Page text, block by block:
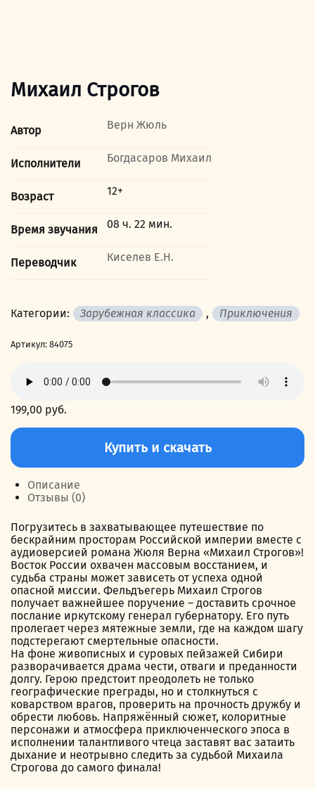
Михаил Строгов
Автор Верн Жюль
Исполнители Богдасаров Михаил
Возраст 12+
Время звучания 08 ч. 22 мин.
Переводчик Киселев Е.Н.
Категории: Зарубежная классика , Приключения
Артикул: 84075
199,00 руб.
Количество
Михаил
Строгов
Купить и скачать
Описание
Отзывы (0)
Погрузитесь в захватывающее путешествие по
бескрайним просторам Российской империи вместе с
аудиоверсией романа Жюля Верна «Михаил Строгов»!
Восток России охвачен массовым восстанием, и
судьба страны может зависеть от успеха одной
опасной миссии. Фельдъегерь Михаил Строгов
получает важнейшее поручение – доставить срочное
послание иркутскому генерал губернатору. Его путь
пролегает через мятежные земли, где на каждом шагу
подстерегают смертельные опасности.
На фоне живописных и суровых пейзажей Сибири
разворачивается драма чести, отваги и преданности
долгу. Герою предстоит преодолеть не только
географические преграды, но и столкнуться с
коварством врагов, проверить на прочность дружбу и
обрести любовь. Напряжённый сюжет, колоритные
персонажи и атмосфера приключенческого эпоса в
исполнении талантливого чтеца заставят вас затаить
дыхание и неотрывно следить за судьбой Михаила
Строгова до самого финала!